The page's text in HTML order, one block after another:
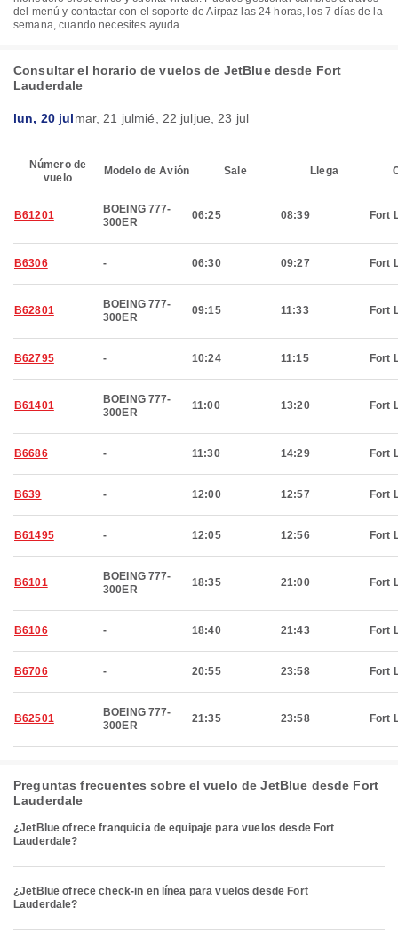
del menú y contactar con el soporte de Airpaz las 24 horas, los 7 días de la
semana, cuando necesites ayuda.
Consultar el horario de vuelos de JetBlue desde Fort
Lauderdale
lun, 20 julmar, 21 julmié, 22 juljue, 23 jul
Número de
vuelo
Modelo de Avión Sale Llega
B61201
BOEING 777-
300ER
06:25 08:39 Fort
B6306 - 06:30 09:27 Fort
B62801
BOEING 777-
300ER
09:15 11:33 Fort
B62795 - 10:24 11:15 Fort
B61401
BOEING 777-
300ER
11:00 13:20 Fort
B6686 - 11:30 14:29 Fort
B639 - 12:00 12:57 Fort
B61495 - 12:05 12:56 Fort
B6101
BOEING 777-
300ER
18:35 21:00 Fort
B6106 - 18:40 21:43 Fort
B6706 - 20:55 23:58 Fort
B62501
BOEING 777-
300ER
21:35 23:58 Fort
Preguntas frecuentes sobre el vuelo de JetBlue desde Fort
Lauderdale
¿JetBlue ofrece franquicia de equipaje para vuelos desde Fort
Lauderdale?
¿JetBlue ofrece check-in en línea para vuelos desde Fort
Lauderdale?